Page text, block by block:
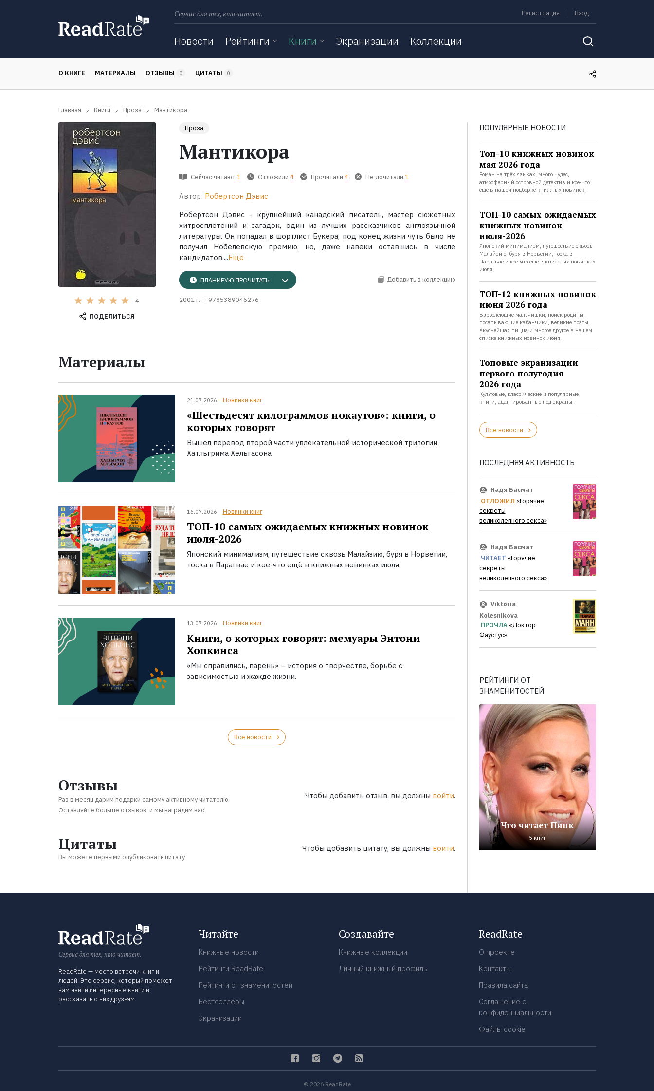
Сервис для тех, кто читает. Регистрация Вход
Новости Рейтинги Книги Экранизации Коллекции
О КНИГЕ МАТЕРИАЛЫ ОТЗЫВЫ 0 ЦИТАТЫ 0
Главная Книги Проза Мантикора
4
ПОДЕЛИТЬСЯ
Проза
Мантикора
Сейчас читают 1 Отложили 4 Прочитали 4 Не дочитали 1
Автор: Робертсон Дэвис
Робертсон Дэвис - крупнейший канадский писатель, мастер сюжетных
хитросплетений и загадок, один из лучших рассказчиков англоязычной
литературы. Он попадал в шортлист Букера, под конец жизни чуть было не
получил Нобелевскую премию, но, даже навеки оставшись в числе
кандидатов,...Ещё
ПЛАНИРУЮ ПРОЧИТАТЬ Добавить в коллекцию
2001 г. 9785389046276
Материалы
21.07.2026 Новинки книг
«Шестьдесят килограммов нокаутов»: книги, о
которых говорят
Вышел перевод второй части увлекательной исторической трилогии
Хатльгрима Хельгасона.
16.07.2026 Новинки книг
ТОП-10 самых ожидаемых книжных новинок
июля-2026
Японский минимализм, путешествие сквозь Малайзию, буря в Норвегии,
тоска в Парагвае и кое-что ещё в книжных новинках июля.
13.07.2026 Новинки книг
Книги, о которых говорят: мемуары Энтони
Хопкинса
«Мы справились, парень» – история о творчестве, борьбе с
зависимостью и жажде жизни.
Все новости
Отзывы
Раз в месяц дарим подарки самому активному читателю.
Оставляйте больше отзывов, и мы наградим вас!
Чтобы добавить отзыв, вы должны войти.
Цитаты
Вы можете первыми опубликовать цитату
Чтобы добавить цитату, вы должны войти.
ПОПУЛЯРНЫЕ НОВОСТИ
Топ-10 книжных новинок
мая 2026 года
Роман на трёх языках, много чудес,
атмосферный островной детектив и кое-что
ещё в нашей подборке книжных новинок.
ТОП-10 самых ожидаемых
книжных новинок
июля-2026
Японский минимализм, путешествие сквозь
Малайзию, буря в Норвегии, тоска в
Парагвае и кое-что ещё в книжных новинках
июля.
ТОП-12 книжных новинок
июня 2026 года
Взрослеющие мальчишки, поиск родины,
посапывающие кабанчики, великие поэты,
вкуснейшая пицца и многое другое в нашем
списке книжных новинок июня.
Топовые экранизации
первого полугодия
2026 года
Культовые, классические и популярные
книги, адаптированные под экраны.
Все новости
ПОСЛЕДНЯЯ АКТИВНОСТЬ
Надя Басмат
ОТЛОЖИЛ «Горячие
секреты
великолепного секса»
Надя Басмат
ЧИТАЕТ «Горячие
секреты
великолепного секса»
Viktoria
Kolesnikova
ПРОЧЛА «Доктор
Фаустус»
РЕЙТИНГИ ОТ
ЗНАМЕНИТОСТЕЙ
Что читает Пинк
5 книг
Сервис для тех, кто читает.
ReadRate — место встречи книг и
людей. Это сервис, который поможет
вам найти интересные книги и
рассказать о них друзьям.
Читайте
Книжные новости
Рейтинги ReadRate
Рейтинги от знаменитостей
Бестселлеры
Экранизации
Создавайте
Книжные коллекции
Личный книжный профиль
ReadRate
О проекте
Контакты
Правила сайта
Соглашение о
конфиденциальности
Файлы cookie
© 2026 ReadRate